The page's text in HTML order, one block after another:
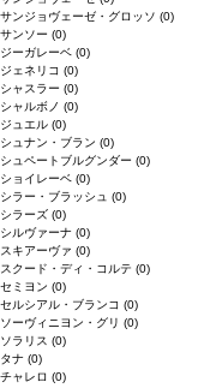
サンジョヴェーゼ・グロッソ (0)
サンソー (0)
ジーガレーベ (0)
ジェネリコ (0)
シャスラー (0)
シャルボノ (0)
ジュエル (0)
シュナン・ブラン (0)
シュペートブルグンダー (0)
ショイレーベ (0)
シラー・ブラッシュ (0)
シラーズ (0)
シルヴァーナ (0)
スキアーヴァ (0)
スクード・ディ・コルテ (0)
セミヨン (0)
セルシアル・ブランコ (0)
ソーヴィニヨン・グリ (0)
ソラリス (0)
タナ (0)
チャレロ (0)